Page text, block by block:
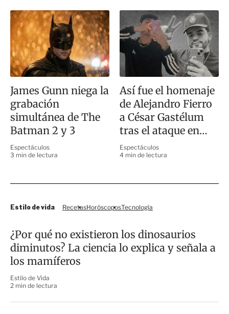
James Gunn niega la
grabación
simultánea de The
Batman 2 y 3
Espectáculos
3 min de lectura
Así fue el homenaje
de Alejandro Fierro
a César Gastélum
tras el ataque en
Culiacán
Espectáculos
4 min de lectura
Estilo de vida RecetasHoróscoposTecnología
¿Por qué no existieron los dinosaurios
diminutos? La ciencia lo explica y señala a
los mamíferos
Estilo de Vida
2 min de lectura